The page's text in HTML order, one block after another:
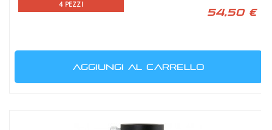
4 PEZZI
54,50 €
AGGIUNGI AL CARRELLO